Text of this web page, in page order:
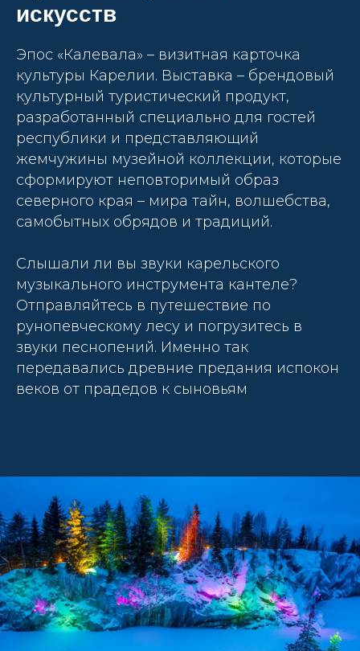
искусств
Эпос «Калевала» – визитная карточка
культуры Карелии. Выставка – брендовый
культурный туристический продукт,
разработанный специально для гостей
республики и представляющий
жемчужины музейной коллекции, которые
сформируют неповторимый образ
северного края – мира тайн, волшебства,
самобытных обрядов и традиций.
Слышали ли вы звуки карельского
музыкального инструмента кантеле?
Отправляйтесь в путешествие по
рунопевческому лесу и погрузитесь в
звуки песнопений. Именно так
передавались древние предания испокон
веков от прадедов к сыновьям